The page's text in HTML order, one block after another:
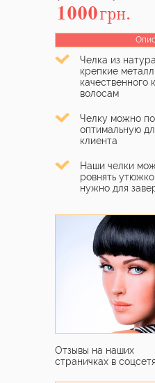
1000грн.
Челка из
крепкие
качественного
волосам
Челку можно
оптимальную
клиента
Наши челки
ровнять
нужно для
Отзывы на наших
страничках в